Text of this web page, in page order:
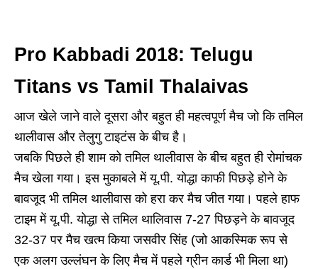
Pro Kabbadi 2018: Telugu
Titans vs Tamil Thalaivas
आज खेले जाने वाले दूसरा और बहुत ही महत्वपूर्ण मैच जो कि तमिल
थालीवास और तेलुगु टाइटंस के बीच है।
जबकि पिछले ही शाम को तमिल थालीवास के बीच बहुत ही रोमांचक
मैच खेला गया। इस मुकाबले में यू.पी. योद्धा काफी पिछड़े होने के
बावजूद भी तमिल थालीवास को हरा कर मैच जीत गया। पहले हाफ
टाइम में यू.पी. योद्धा से तमिल थालिवास 7-27 पिछड़ने के बावजूद
32-37 पर मैच खत्म किया जसवीर सिंह (जो आकस्मिक रूप से
एक अलग उल्लंघन के लिए मैच में पहले ग्रीन कार्ड भी मिला था)